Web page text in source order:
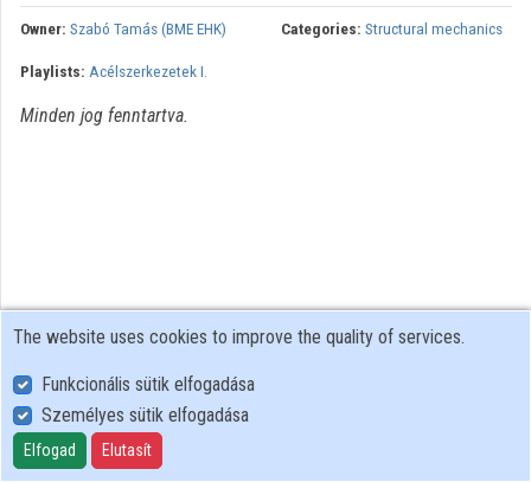
Organizations
Contributors
Owner: Szabó Tamás (BME EHK) Categories: Structural mechanics
Playlists: Acélszerkezetek I.
Minden jog fenntartva.
User Policy
Adatkezelési tájékoztató (en)
Cookie Policy
The website uses cookies to improve the quality of services.
Funkcionális sütik elfogadása
Személyes sütik elfogadása
Elfogad Elutasít